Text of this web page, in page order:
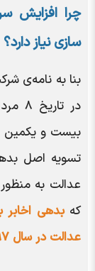
چرا افزایش
سازی نیاز دارد؟
بنا به نامه‌ی
بیست و یکمین
تسویه اصل
عدالت به
کهبدهی
عدالت در سال ۱۳۹۷ و خسارت تاخیر در پرداخت است.